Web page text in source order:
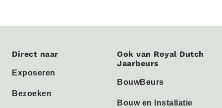
Direct naar
Exposeren
Bezoeken
Ook van Royal Dutch
Jaarbeurs
BouwBeurs
Bouw en Installatie